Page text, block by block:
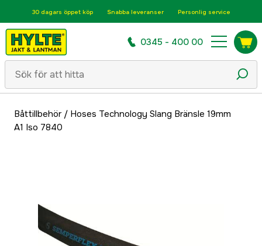
30 dagars öppet köp Snabba leveranser Personlig service
0345 - 400 00
Båttillbehör/ Hoses Technology Slang Bränsle 19mm
A1 Iso 7840